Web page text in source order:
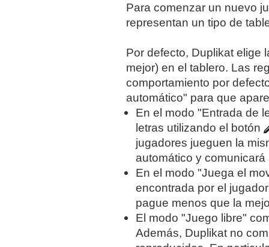
Para comenzar un nuevo
representan un tipo de
Por defecto, Duplikat elige
mejor) en el tablero. Las
comportamiento por
automático" para que
En el modo "Entrada de
letras utilizando el botón
jugadores jueguen la
automático y
En el modo "Juega el
encontrada por el
pague menos que la
El modo "Juego libre"
Además, Duplikat no